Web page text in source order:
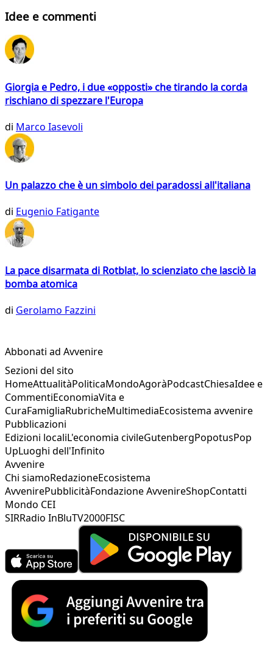
Idee e commenti
Giorgia e Pedro, i due «opposti» che tirando la corda
rischiano di spezzare l'Europa
di Marco Iasevoli
Un palazzo che è un simbolo dei paradossi all'italiana
di Eugenio Fatigante
La pace disarmata di Rotblat, lo scienziato che lasciò la
bomba atomica
di Gerolamo Fazzini
Abbonati ad Avvenire
Sezioni del sito
HomeAttualitàPoliticaMondoAgoràPodcastChiesaIdee e
CommentiEconomiaVita e
CuraFamigliaRubricheMultimediaEcosistema avvenire
Pubblicazioni
Edizioni localiL'economia civileGutenbergPopotusPop
UpLuoghi dell'Infinito
Avvenire
Chi siamoRedazioneEcosistema
AvvenirePubblicitàFondazione AvvenireShopContatti
Mondo CEI
SIRRadio InBluTV2000FISC